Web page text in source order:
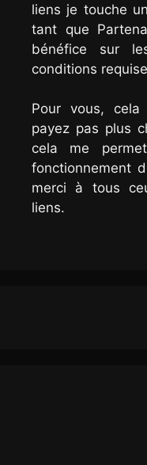
liens je touche
tant que
bénéfice sur
conditions
Pour vous,
payez pas plus
cela me
fonctionnement
merci à tous
liens.